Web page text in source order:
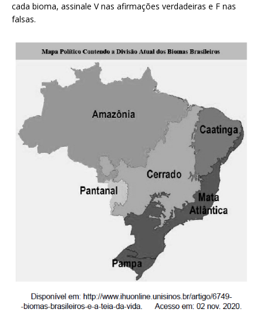
cada bioma, assinale V nas afirmações verdadeiras e F nas
falsas.